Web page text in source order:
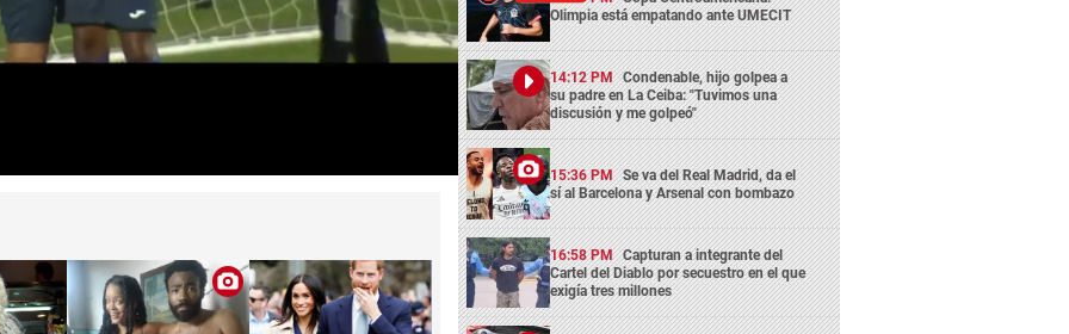
Olimpia está empatando ante UMECIT
14:12 PM Condenable, hijo golpea a
su padre en La Ceiba: "Tuvimos una
discusión y me golpeó"
15:36 PM Se va del Real Madrid, da el
sí al Barcelona y Arsenal con bombazo
16:58 PM Capturan a integrante del
Cartel del Diablo por secuestro en el que
exigía tres millones